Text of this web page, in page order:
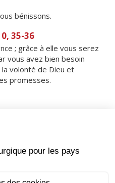
bénissons.
35-36
; grâce à elle vous serez
vous avez bien besoin
volonté de Dieu et
promesses.
cœur brisé, broyé.
cette humble prière : que
la pénitence et